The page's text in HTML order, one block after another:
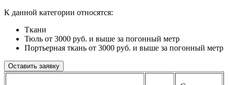
К данной категории относятся:
Ткани
Тюль от 3000 руб. и выше за погонный метр
Портьерная ткань от 3000 руб. и выше за погонный метр
Оставить заявку